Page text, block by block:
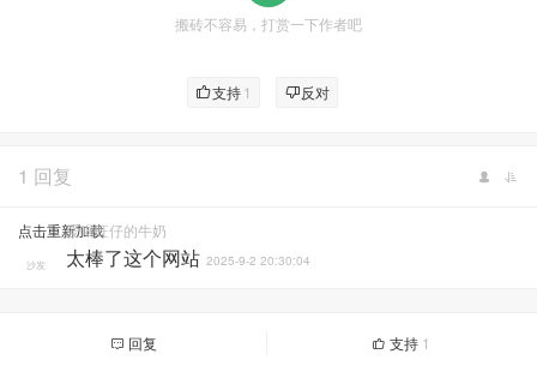
搬砖不容易，打赏一下作者吧
支持1 反对
1 回复
点击重新加载爱喝旺仔的牛奶
沙发 太棒了这个网站 2025-9-2 20:30:04
回复 支持 1